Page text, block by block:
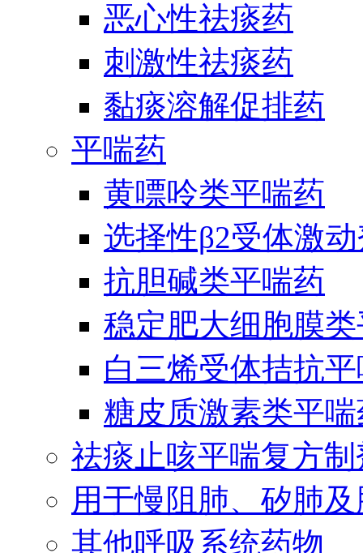
恶心性祛痰药
刺激性祛痰药
黏痰溶解促排药
平喘药
黄嘌呤类平喘药
选择性β2受体激
抗胆碱类平喘药
稳定肥大细胞膜
白三烯受体拮抗
糖皮质激素类平
祛痰止咳平喘复方制
用于慢阻肺、矽肺
其他呼吸系统药物